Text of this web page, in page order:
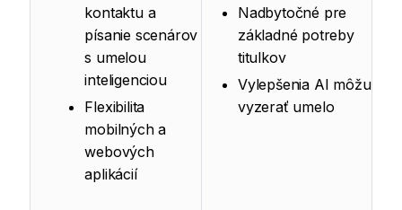
kontaktu a
písanie scenárov
s umelou
inteligenciou
Flexibilita
mobilných a
webových
aplikácií
Nadbytočné pre
základné potreby
titulkov
Vylepšenia AI môžu
vyzerať umelo